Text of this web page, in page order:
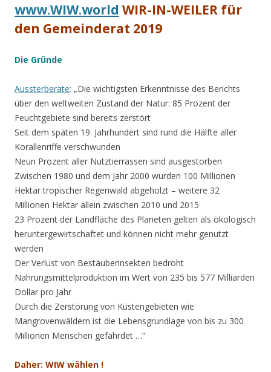
www.WIW.world WIR-IN-WEILER für
den Gemeinderat 2019
Die Gründe
Aussterberate: „Die wichtigsten Erkenntnisse des Berichts
über den weltweiten Zustand der Natur: 85 Prozent der
Feuchtgebiete sind bereits zerstört
Seit dem späten 19. Jahrhundert sind rund die Hälfte aller
Korallenriffe verschwunden
Neun Prozent aller Nutztierrassen sind ausgestorben
Zwischen 1980 und dem Jahr 2000 wurden 100 Millionen
Hektar tropischer Regenwald abgeholzt – weitere 32
Millionen Hektar allein zwischen 2010 und 2015
23 Prozent der Landfläche des Planeten gelten als ökologisch
heruntergewirtschaftet und können nicht mehr genutzt
werden
Der Verlust von Bestäuberinsekten bedroht
Nahrungsmittelproduktion im Wert von 235 bis 577 Milliarden
Dollar pro Jahr
Durch die Zerstörung von Küstengebieten wie
Mangrovenwäldern ist die Lebensgrundlage von bis zu 300
Millionen Menschen gefährdet …“
Daher: WIW wählen !